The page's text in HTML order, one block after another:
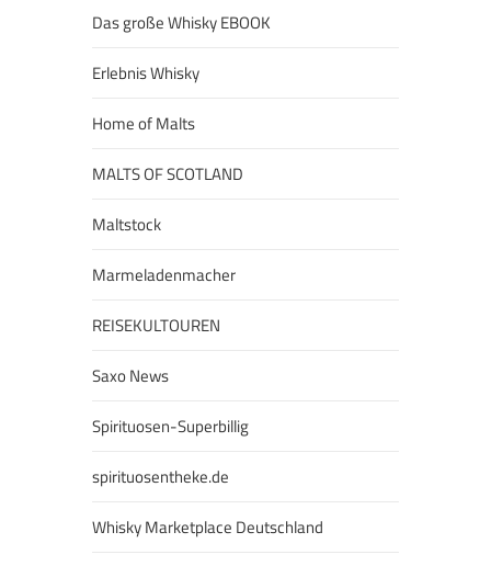
Das große Whisky EBOOK
Erlebnis Whisky
Home of Malts
MALTS OF SCOTLAND
Maltstock
Marmeladenmacher
REISEKULTOUREN
Saxo News
Spirituosen-Superbillig
spirituosentheke.de
Whisky Marketplace Deutschland